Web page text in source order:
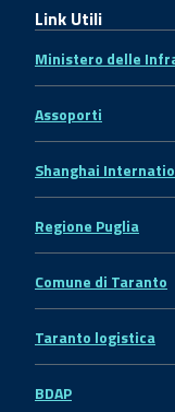
Link Utili
Ministero delle
Assoporti
Shanghai
Regione Puglia
Comune di Taranto
Taranto logistica
BDAP